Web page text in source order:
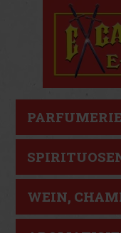
PARFUMERIE
WEIN,